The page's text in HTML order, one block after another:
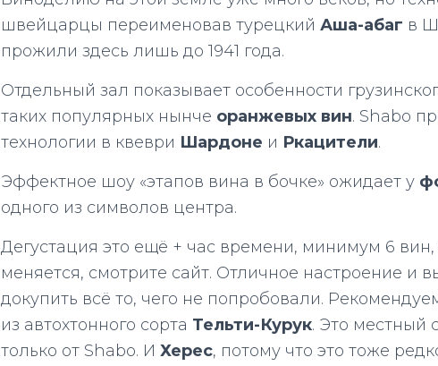
швейцарцы переименовав турецкий Аша-абаг в
прожили здесь лишь до 1941 года.
Отдельный зал показывает особенности
таких популярных нынче оранжевых вин. Shabo
технологии в квеври Шардоне и Ркацители.
Эффектное шоу «этапов вина в бочке» ожидает у
одного из символов центра.
Дегустация это ещё + час времени, минимум 6 вин,
меняется, смотрите сайт. Отличное настроение и
докупить всё то, чего не попробовали.
из автохтонного сорта Тельти-Курук. Это местный
только от Shabo. И Херес, потому что это тоже